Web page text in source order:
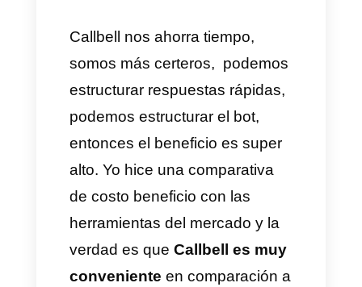
algún tipo de resistencia al
cambio, muchas veces los
agentes se creen dueños del
teléfono y la cuenta de
WhatsApp, entonces, tenía
borraban las conversaciones,
no las contestaban y por